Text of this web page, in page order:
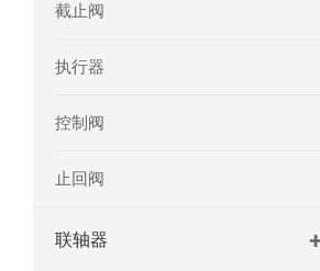
截止阀
执行器
控制阀
止回阀
联轴器